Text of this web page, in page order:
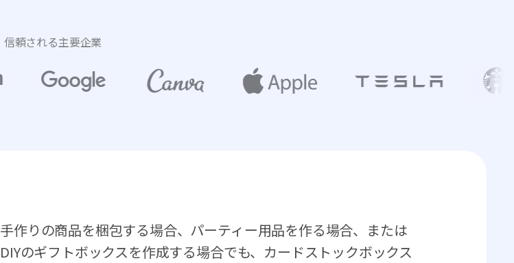
信頼される主要企業
手作りの商品を梱包する場合、パーティー用品を作る場合、または
DIYのギフトボックスを作成する場合でも、カードストックボックス